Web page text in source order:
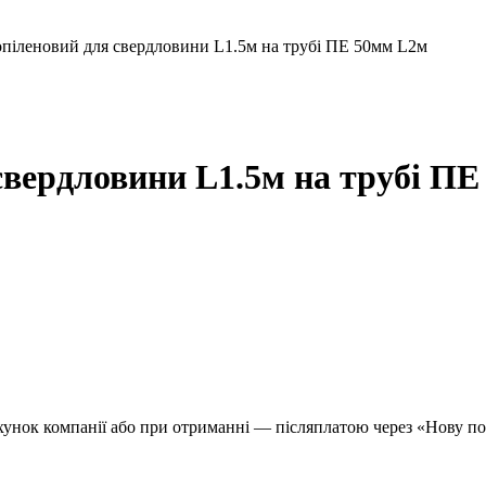
для свердловини L1.5м на трубі ПЕ 50мм L2м
L1.5м на трубі
компанії або при отриманні — післяплатою через «Нову